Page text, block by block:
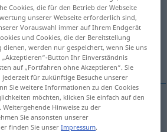
anklicken/antippen)
Cookies, die für den Betrieb der Webseite
unserer Webseite erforderlich sind,
Vorauswahl immer auf Ihrem Endgerät
und Cookies, die der Bereitstellung
werden nur gespeichert, wenn Sie uns
Button Ihr Einverständnis
auf „Fortfahren ohne Akzeptieren“. Sie
für zukünftige Besuche unserer
Sie weitere Informationen zu den Cookies
möchten, klicken Sie einfach auf den
Hinweise zu der
Sie ansonsten unserer
finden Sie unserImpressum.